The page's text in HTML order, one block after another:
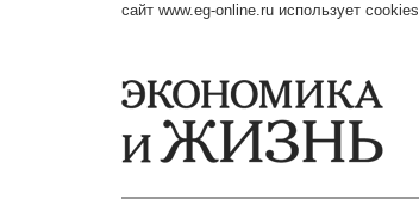
сайт www.eg-online.ru использует